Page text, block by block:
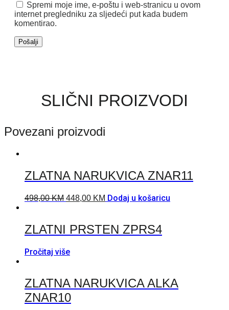
Spremi moje ime, e-poštu i web-stranicu u ovom
internet pregledniku za sljedeći put kada budem
komentirao.
SLIČNI PROIZVODI
Povezani proizvodi
ZLATNA NARUKVICA ZNAR11
498,00KM 448,00 KM Dodaj u košaricu
ZLATNI PRSTEN ZPRS4
Pročitaj više
ZLATNA NARUKVICA ALKA
ZNAR10